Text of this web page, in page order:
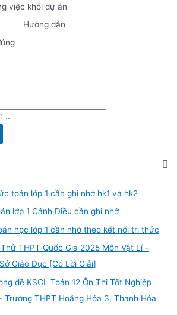
việc khỏi dự án
Hướng dẫn
toán lớp 1 cần ghi nhớ hk1 và hk2
lớp 1 Cánh Diều cần ghi nhớ
học lớp 1 cần nhớ theo kết nối tri thức
THPT Quốc Gia 2025 Môn Vật Lí –
Giáo Dục [Có Lời Giải]
đề KSCL Toán 12 Ôn Thi Tốt Nghiệp
Trường THPT Hoằng Hóa 3, Thanh Hóa